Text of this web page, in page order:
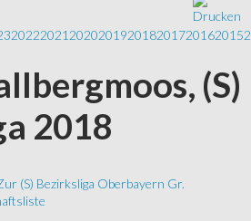
20222021 202020192018201720162015
(S)
2018
(S) Bezirksliga Oberbayern Gr.